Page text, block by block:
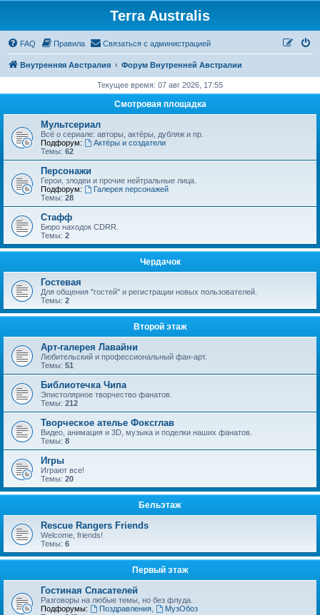
Terra Australis
FAQ Правила Связаться с администрацией
Внутренняя Австралия Форум Внутренней Австралии
Текущее время: 07 авг 2026, 17:55
Смотровая площадка
Мультсериал
Всё о сериале: авторы, актёры, дубляж и пр.
Подфорум:
Актёры и создатели
Темы: 62
Персонажи
Герои, злодеи и прочие нейтральные лица.
Подфорум:
Галерея персонажей
Темы: 28
Стафф
Бюро находок CDRR.
Темы: 2
Чердачок
Гостевая
Для общения "гостей" и регистрации новых пользователей.
Темы: 2
Второй этаж
Арт-галерея Лавайни
Любительский и профессиональный фан-арт.
Темы: 51
Библиотечка Чипа
Эпистолярное творчество фанатов.
Темы: 212
Творческое ателье Фоксглав
Видео, анимация и 3D, музыка и поделки наших фанатов.
Темы: 8
Игры
Играют все!
Темы: 20
Бельэтаж
Rescue Rangers Friends
Welcome, friends!
Темы: 6
Первый этаж
Гостиная Спасателей
Разговоры на любые темы, но без флуда.
Подфорумы:
Поздравления,
МузОбоз